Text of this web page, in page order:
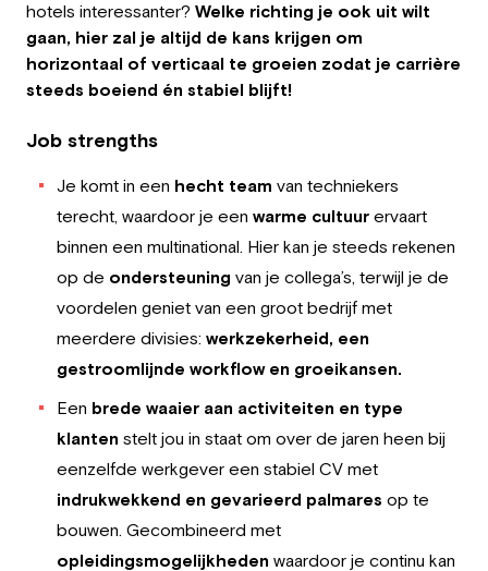
hotels interessanter? Welke richting je ook uit wilt
gaan, hier zal je altijd de kans krijgen om
horizontaal of verticaal te groeien zodat je carrière
steeds boeiend én stabiel blijft!
Job strengths
Je komt in een hecht team van techniekers
terecht, waardoor je een warme cultuur ervaart
binnen een multinational. Hier kan je steeds rekenen
op de ondersteuning van je collega’s, terwijl je de
voordelen geniet van een groot bedrijf met
meerdere divisies: werkzekerheid, een
gestroomlijnde workflow en groeikansen.
Een brede waaier aan activiteiten en type
klanten stelt jou in staat om over de jaren heen bij
eenzelfde werkgever een stabiel CV met
indrukwekkend en gevarieerd palmares op te
bouwen. Gecombineerd met
opleidingsmogelijkheden waardoor je continu kan